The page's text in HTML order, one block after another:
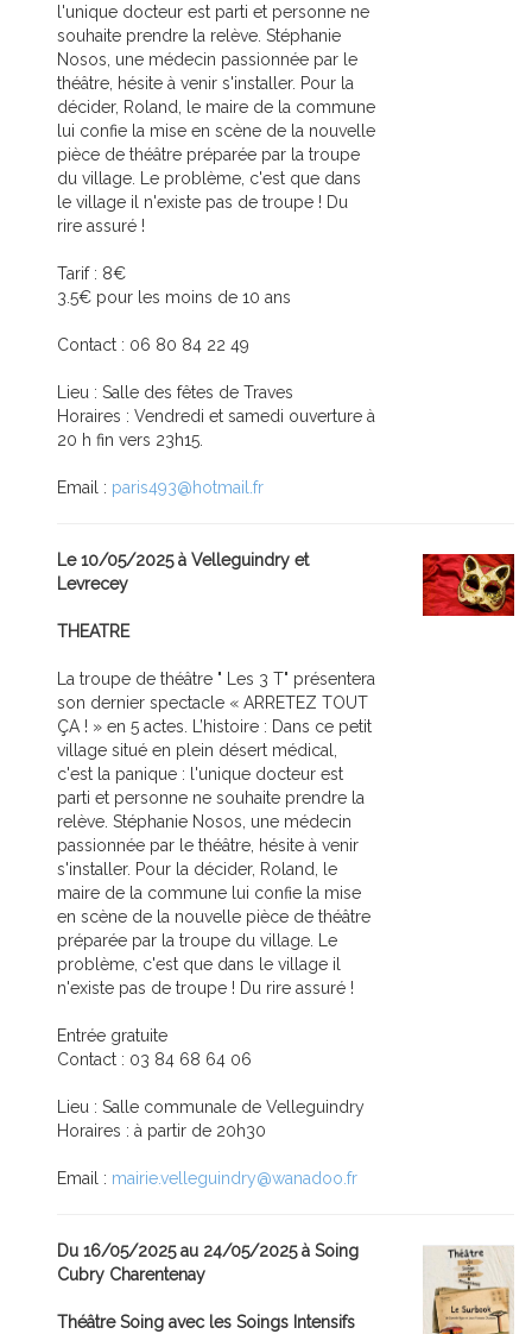
l'unique docteur est parti et personne ne
souhaite prendre la relève. Stéphanie
Nosos, une médecin passionnée par le
théâtre, hésite à venir s'installer. Pour la
décider, Roland, le maire de la commune
lui confie la mise en scène de la nouvelle
pièce de théâtre préparée par la troupe
du village. Le problème, c'est que dans
le village il n'existe pas de troupe ! Du
rire assuré !
Tarif : 8€
3.5€ pour les moins de 10 ans
Contact : 06 80 84 22 49
Lieu : Salle des fêtes de Traves
Horaires : Vendredi et samedi ouverture à
20 h fin vers 23h15.
Email : paris493@hotmail.fr
Le 10/05/2025 à Velleguindry et
Levrecey
THEATRE
La troupe de théâtre " Les 3 T" présentera
son dernier spectacle « ARRETEZ TOUT
ÇA ! » en 5 actes. L’histoire : Dans ce petit
village situé en plein désert médical,
c'est la panique : l'unique docteur est
parti et personne ne souhaite prendre la
relève. Stéphanie Nosos, une médecin
passionnée par le théâtre, hésite à venir
s'installer. Pour la décider, Roland, le
maire de la commune lui confie la mise
en scène de la nouvelle pièce de théâtre
préparée par la troupe du village. Le
problème, c'est que dans le village il
n'existe pas de troupe ! Du rire assuré !
Entrée gratuite
Contact : 03 84 68 64 06
Lieu : Salle communale de Velleguindry
Horaires : à partir de 20h30
Email : mairie.velleguindry@wanadoo.fr
Du 16/05/2025 au 24/05/2025 à Soing
Cubry Charentenay
Théâtre Soing avec les Soings Intensifs